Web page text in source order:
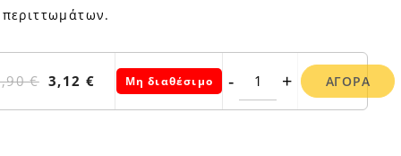
€ 3,12 € Μη διαθέσιμο - + ΑΓΟΡΆ